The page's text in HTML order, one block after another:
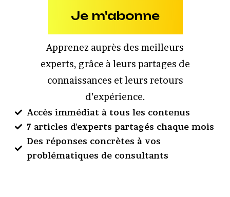
Je m'abonne
Apprenez auprès des meilleurs
experts, grâce à leurs partages de
connaissances et leurs retours
d’expérience.
Accès immédiat à tous les contenus
7 articles d'experts partagés chaque mois
Des réponses concrètes à vos
problématiques de consultants